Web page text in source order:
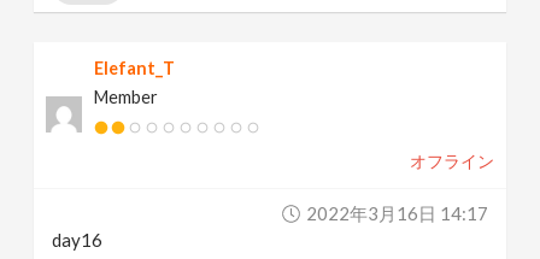
Elefant_T
Member
オフライン
2022年3月16日 14:17
day16